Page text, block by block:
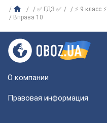
✅ ГДЗ ✅ ⚡ 9 класс ⚡
Вправа 10
О компании
Правовая информация